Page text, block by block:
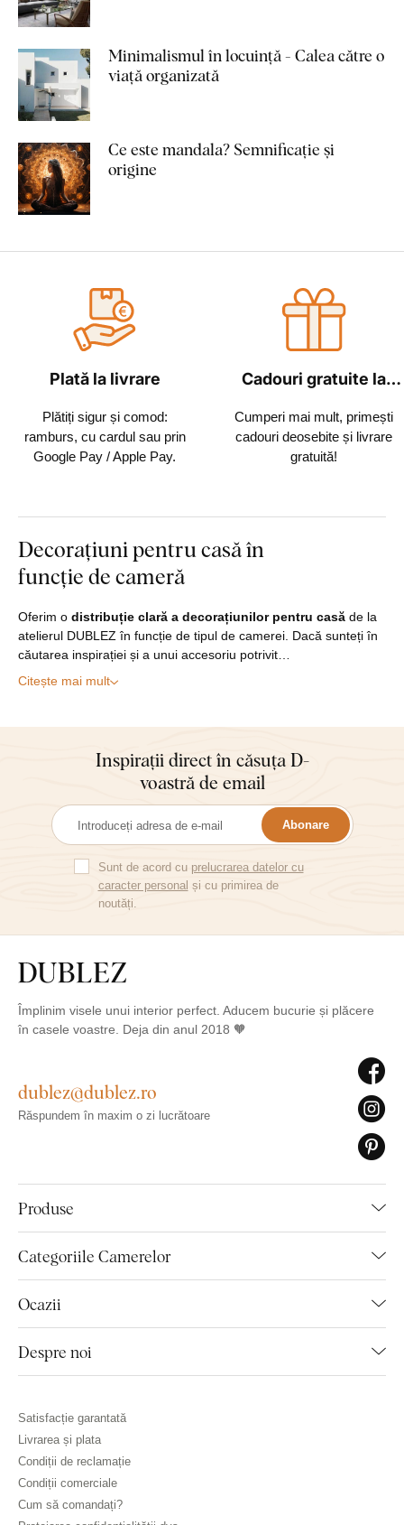
Minimalismul în locuință - Calea către o
viață organizată
Ce este mandala? Semnificație și
origine
Plată la livrare
Plătiți sigur și comod:
ramburs, cu cardul sau prin
Google Pay / Apple Pay.
Cadouri gratuite la
Cumperi mai mult, primești
cadouri deosebite și livrare
gratuită!
Decorațiuni pentru casă în
funcție de cameră
Oferim o distribuție clară a decorațiunilor pentru casă de la
atelierul DUBLEZ în funcție de tipul de camerei. Dacă sunteți în
căutarea inspirației și a unui accesoriu potrivit…
Citește mai mult
Inspirații direct în căsuța D-
voastră de email
Abonare
Sunt de acord cu prelucrarea datelor cu
caracter personal și cu primirea de
noutăți.
Împlinim visele unui interior perfect. Aducem bucurie și plăcere
în casele voastre. Deja din anul 2018 🧡
Produse
Categoriile Camerelor
Ocazii
Despre noi
dublez@dublez.ro
Răspundem în maxim o zi lucrătoare
Satisfacție garantată
Livrarea și plata
Condiții de reclamație
Condiții comerciale
Cum să comandați?